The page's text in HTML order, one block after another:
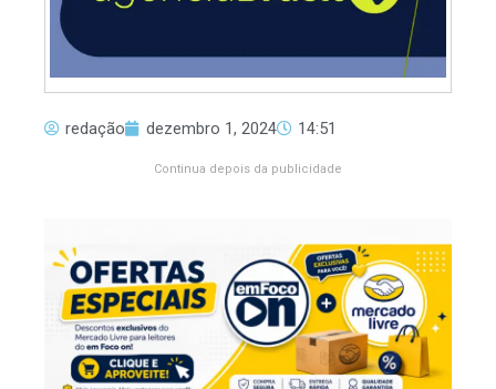
redação dezembro 1, 2024 14:51
Continua depois da publicidade